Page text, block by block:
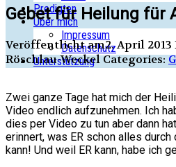
Predigten
Über mich
Impressum
Datenschutz
Unterstützung
Gebet für Heilung für
Veröffentlicht am2. April 2013
Röschlau-WeckelCategories:
Zwei ganze Tage hat mich der
Video endlich aufzunehmen. Ich
dies per Video zu tun aber dann
erinnert, was ER schon alles
kann! Und weil ER kann, habe ich